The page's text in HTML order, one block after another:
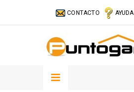
CONTACTO AYUDA